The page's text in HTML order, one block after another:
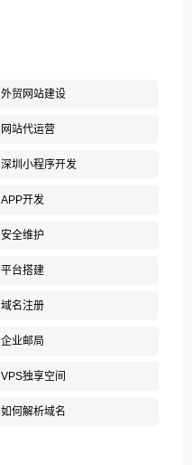
外贸网站建设
网站代运营
深圳小程序开发
APP开发
安全维护
平台搭建
域名注册
企业邮局
VPS独享空间
如何解析域名